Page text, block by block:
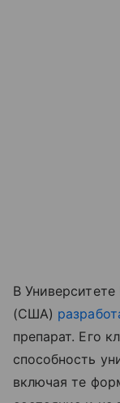
В
(США)
препарат. Его
способность
включая те